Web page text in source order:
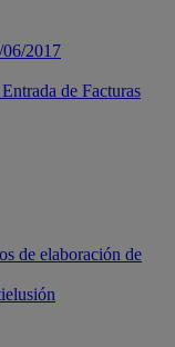
06/2017
de Facturas
de elaboración de